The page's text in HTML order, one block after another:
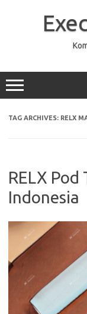
TAG ARCHIVES: RELX
RELX
Indonesia